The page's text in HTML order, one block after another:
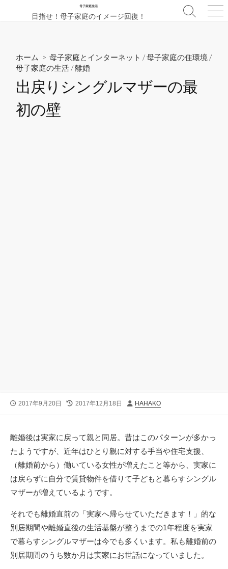
ン
母子家庭生活
目指せ！母子家庭のイメージ回復！
検
替
え
メ
ホーム > 母子家庭とインターネット /母子家庭の住環境 /
母子家庭の生活 /離婚
出戻りシングルマザーの最
初の壁
公
2017年9月20日
最
日
2017年12月18日
投
HAHAKO
離婚後は実家に戻って親と同居。昔はこのパターンが多かっ
たようですが、近年はひとり親に対する手当や住宅支援、
（離婚前から）働いている女性が増えたこと等から、実家に
は戻らずに自分で賃貸物件を借りて子どもと暮らすシングル
マザーが増えているようです。
それでも離婚直前の「実家へ帰らせていただきます！」的な
別居期間や離婚直後の生活基盤が整うまでの1年程度を実家
で暮らすシングルマザーは今でも多くいます。私も離婚前の
別居期間のうち数か月は実家にお世話になっていました。